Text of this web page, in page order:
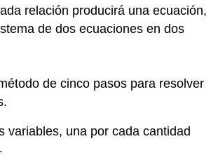
relación producirá una ecuación,
de dos ecuaciones en dos
de cinco pasos para resolver
variables, una por cada cantidad